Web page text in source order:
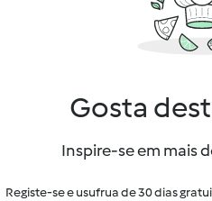
Gosta
Inspire-se em mais
Registe-se e usufrua de 30 dias